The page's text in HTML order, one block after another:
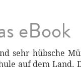
eBook
sehr hübsche
auf dem Land.